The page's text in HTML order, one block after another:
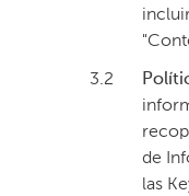
3.2
de
las